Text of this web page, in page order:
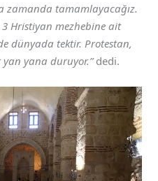
zamanda tamamlayacağız.
Hristiyan mezhebine ait
dünyada tektir. Protestan,
yan yana duruyor.”dedi.